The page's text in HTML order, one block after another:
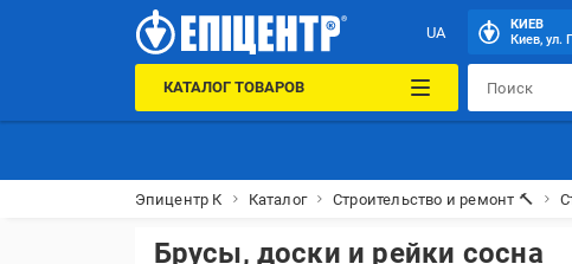
UA
КИЕВ
Киев, ул.
КАТАЛОГ ТОВАРОВ
Эпицентр К Каталог Строительство и ремонт 🔨
Брусы, доски и рейки сосна